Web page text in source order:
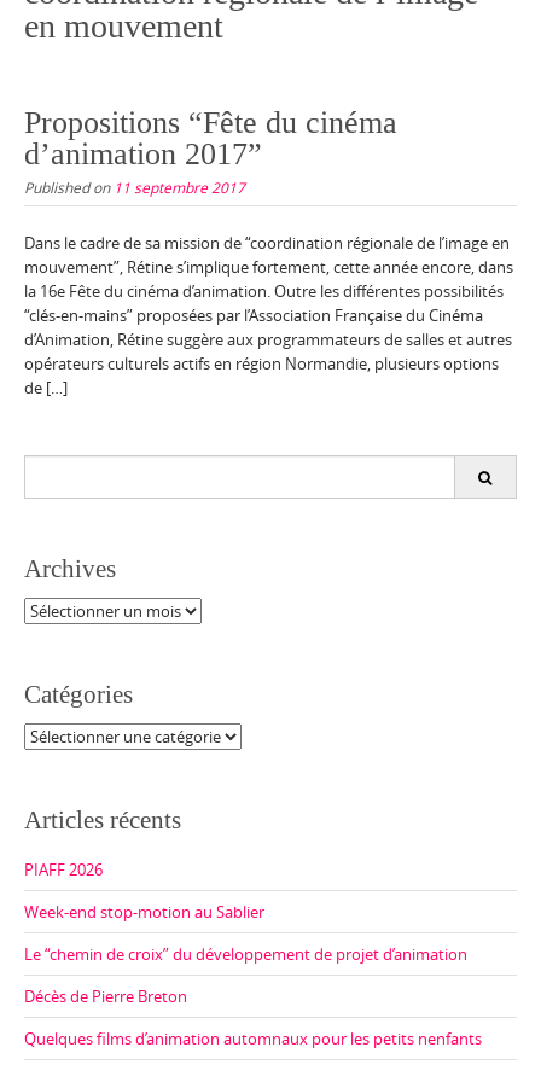
en mouvement
Propositions “Fête du cinéma
d’animation 2017”
Published on 11 septembre 2017
Dans le cadre de sa mission de “coordination régionale de l’image en
mouvement”, Rétine s’implique fortement, cette année encore, dans
la 16e Fête du cinéma d’animation. Outre les différentes possibilités
“clés-en-mains” proposées par l’Association Française du Cinéma
d’Animation, Rétine suggère aux programmateurs de salles et autres
opérateurs culturels actifs en région Normandie, plusieurs options
de […]
Archives
Archives
Catégories
Catégories
Articles récents
PIAFF 2026
Week-end stop-motion au Sablier
Le “chemin de croix” du développement de projet d’animation
Décès de Pierre Breton
Quelques films d’animation automnaux pour les petits nenfants